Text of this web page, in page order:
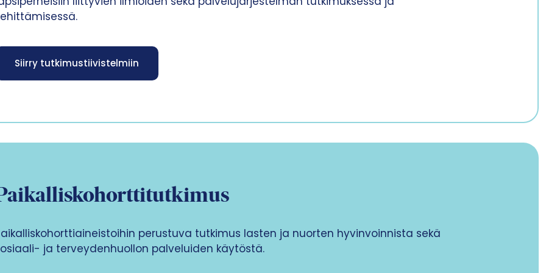
Siirry tutkimustiivistelmiin
perustuva tutkimus lasten ja nuorten hyvinvoinnista sekä
ja terveydenhuollon palveluiden käytöstä.